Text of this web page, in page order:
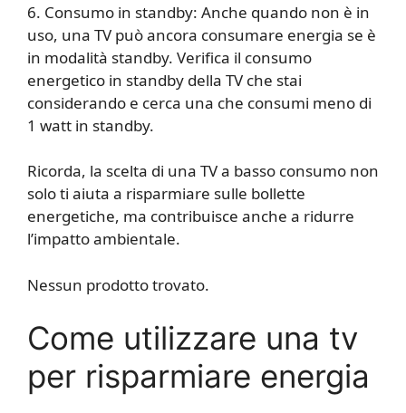
6. Consumo in standby: Anche quando non è in
uso, una TV può ancora consumare energia se è
in modalità standby. Verifica il consumo
energetico in standby della TV che stai
considerando e cerca una che consumi meno di
1 watt in standby.
Ricorda, la scelta di una TV a basso consumo non
solo ti aiuta a risparmiare sulle bollette
energetiche, ma contribuisce anche a ridurre
l’impatto ambientale.
Nessun prodotto trovato.
Come utilizzare una tv
per risparmiare energia